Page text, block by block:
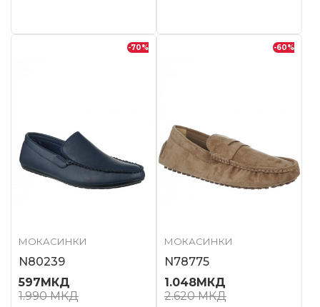
-70%
МОКАСИНКИ
N80239
597МКД
1.990МКД
-60%
МОКАСИНКИ
N78775
1.048МКД
2.620МКД